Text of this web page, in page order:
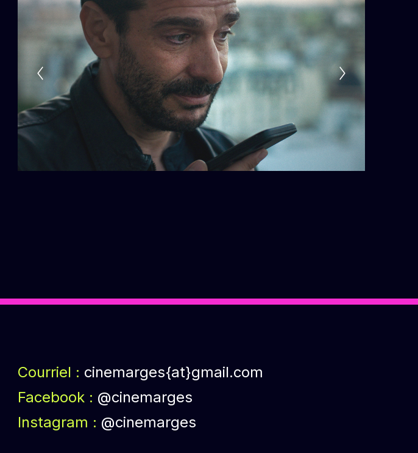
Courriel : cinemarges{at}gmail.com
Facebook : @cinemarges
Instagram : @cinemarges